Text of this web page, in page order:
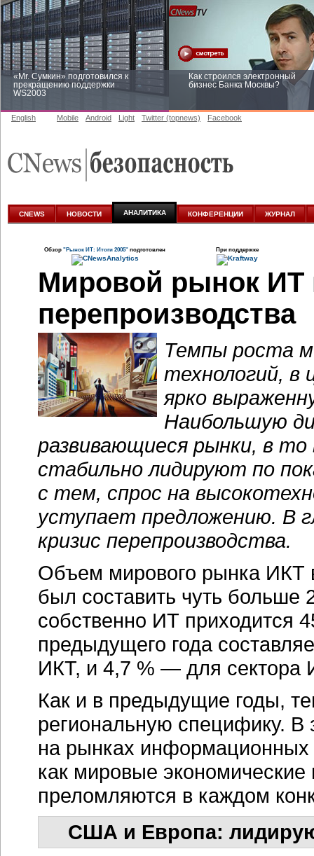
«Mr. Сумкин» подготовился к
прекращению поддержки
WS2003
Как строился электронный
бизнес Банка Москвы?
аналитике
English Mobile Android Light Twitter (topnews) Facebook
CNEWS НОВОСТИ АНАЛИТИКА КОНФЕРЕНЦИИ ЖУРНАЛ
Обзор "Рынок ИТ: Итоги 2005" подготовлен При поддержке
Мировой рынок ИТ
перепроизводства
Темпы роста
технологий,
ярко
Наибольшую
развивающиеся рынки, в
стабильно лидируют по
с тем, спрос на
уступает предложению. В
кризис перепроизводства.
Объем мирового рынка ИКТ
был составить чуть больше
собственно ИТ приходится
предыдущего года
ИКТ, и 4,7 % — для сектора
Как и в предыдущие годы,
региональную специфику. В
на рынках информационных
как мировые
преломляются в каждом
США и Европа: